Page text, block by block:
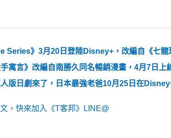
Series》3月20日登陸Disney+，改編自《七
寓言》改編自南勝久同名暢銷漫畫，4月7日上
人版日劇來了，日本最強老爸10月25日在
，快來加入《T客邦》LINE@